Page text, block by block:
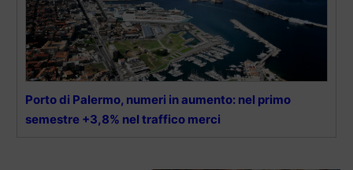
Porto di Palermo, numeri in aumento: nel primo
semestre +3,8% nel traffico merci